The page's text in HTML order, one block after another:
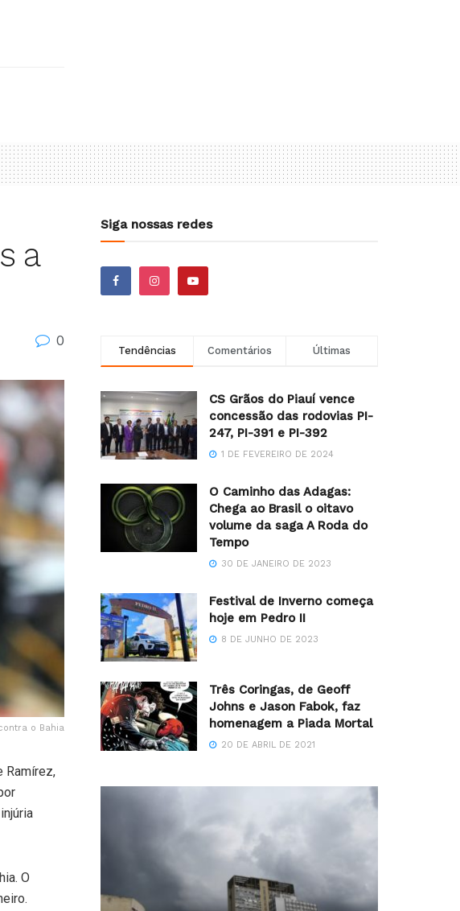
a
0
o Bahia
Ramírez,
O
Siga nossas redes
Tendências Comentários Últimas
CS Grãos do Piauí vence
concessão das rodovias PI-
247, PI-391 e PI-392
1 DE FEVEREIRO DE 2024
O Caminho das Adagas:
Chega ao Brasil o oitavo
volume da saga A Roda do
Tempo
30 DE JANEIRO DE 2023
Festival de Inverno começa
hoje em Pedro II
8 DE JUNHO DE 2023
Três Coringas, de Geoff
Johns e Jason Fabok, faz
homenagem a Piada Mortal
20 DE ABRIL DE 2021